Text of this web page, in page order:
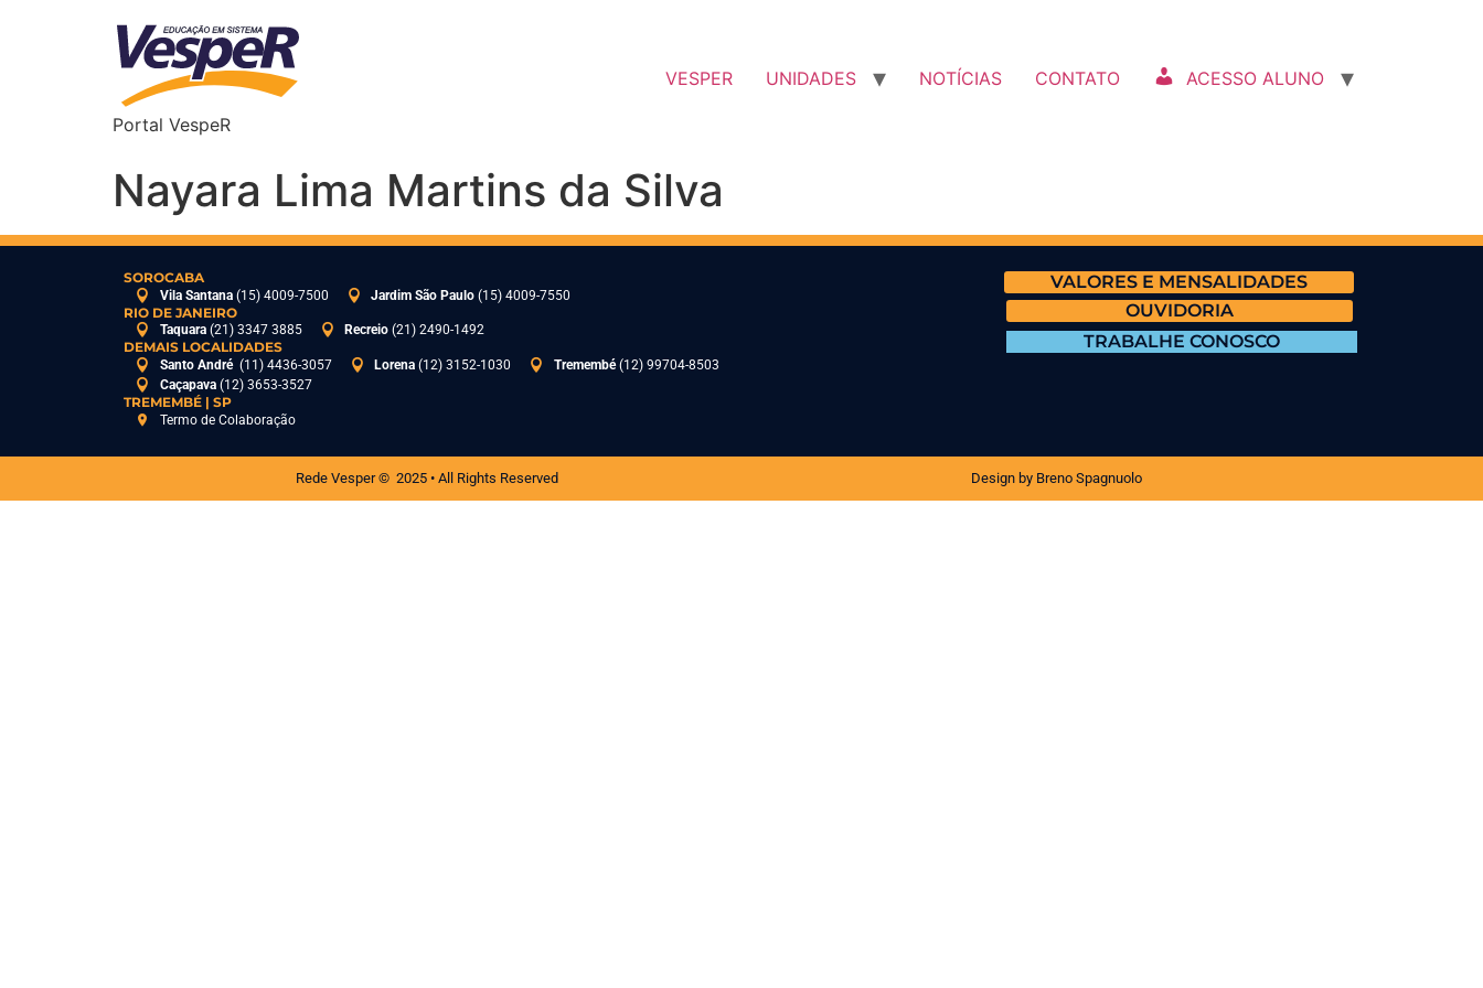
Portal VespeR
VESPER UNIDADES NOTÍCIAS CONTATO ACESSO ALUNO
Nayara Lima Martins da Silva
SOROCABA
Vila Santana (15) 4009-7500 Jardim São Paulo (15) 4009-7550
RIO DE JANEIRO
Taquara (21) 3347 3885 Recreio (21) 2490-1492
DEMAIS LOCALIDADES
Santo André (11) 4436-3057 Lorena (12) 3152-1030 Tremembé(12) 99704-8503
Caçapava (12) 3653-3527
TREMEMBÉ | SP
Termo de Colaboração
VALORES E MENSALIDADES
OUVIDORIA
TRABALHE CONOSCO
Rede Vesper © 2025 • All Rights Reserved Design by Breno Spagnuolo